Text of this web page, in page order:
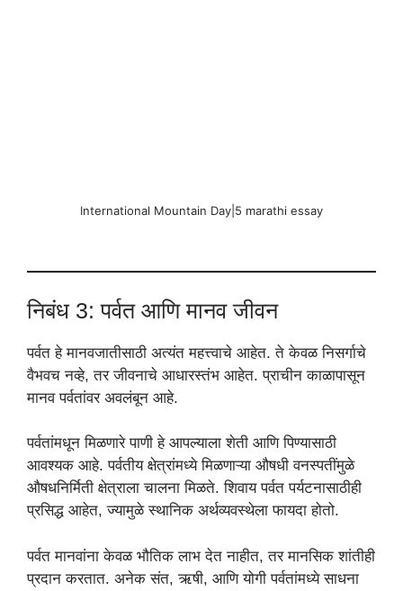
International Mountain Day|5 marathi essay
निबंध 3: पर्वत आणि मानव जीवन
पर्वत हे मानवजातीसाठी अत्यंत महत्त्वाचे आहेत. ते केवळ निसर्गाचे
वैभवच नव्हे, तर जीवनाचे आधारस्तंभ आहेत. प्राचीन काळापासून
मानव पर्वतांवर अवलंबून आहे.
पर्वतांमधून मिळणारे पाणी हे आपल्याला शेती आणि पिण्यासाठी
आवश्यक आहे. पर्वतीय क्षेत्रांमध्ये मिळणाऱ्या औषधी वनस्पतींमुळे
औषधनिर्मिती क्षेत्राला चालना मिळते. शिवाय पर्वत पर्यटनासाठीही
प्रसिद्ध आहेत, ज्यामुळे स्थानिक अर्थव्यवस्थेला फायदा होतो.
पर्वत मानवांना केवळ भौतिक लाभ देत नाहीत, तर मानसिक शांतीही
प्रदान करतात. अनेक संत, ऋषी, आणि योगी पर्वतांमध्ये साधना